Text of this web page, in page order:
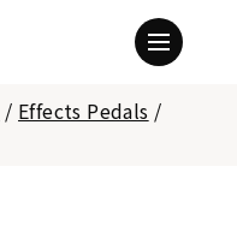
/ Effects Pedals /